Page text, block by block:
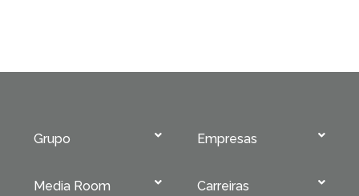
Grupo
Media Room
Empresas
Carreiras